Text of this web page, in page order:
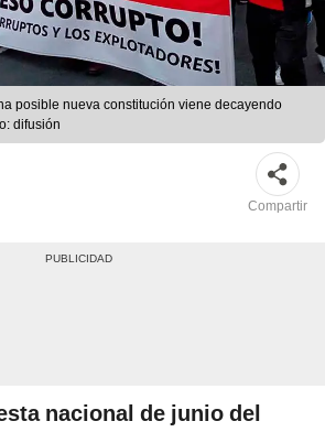
posible nueva constitución viene decayendo
difusión
Compartir
nacional de junio del